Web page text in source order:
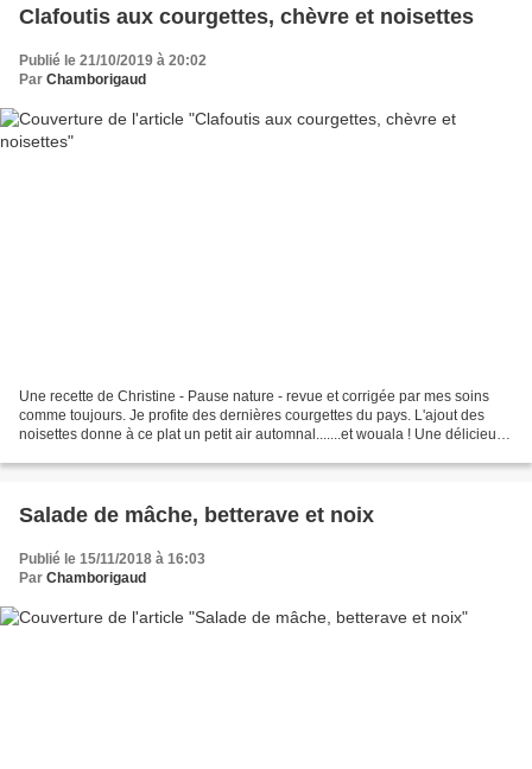
Clafoutis aux courgettes, chèvre et noisettes
Publié le 21/10/2019 à 20:02
Par Chamborigaud
Une recette de Christine - Pause nature - revue et corrigée par mes soins
comme toujours. Je profite des dernières courgettes du pays. L'ajout des
noisettes donne à ce plat un petit air automnal.......et wouala ! Une délicieuse
Salade de mâche, betterave et noix
Publié le 15/11/2018 à 16:03
Par Chamborigaud